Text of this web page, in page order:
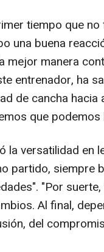
tiempo que no
una buena
mejor manera
entrenador, ha
de cancha
que
la versatilidad en
partido, siempre
"Por
Al final,
del